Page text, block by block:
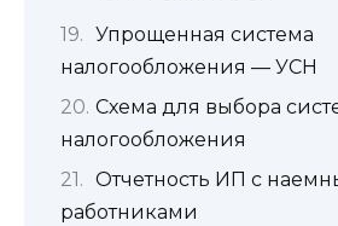
Упрощенная система
налогообложения — УСН
Схема для выбора
налогообложения
Отчетность ИП с
работниками